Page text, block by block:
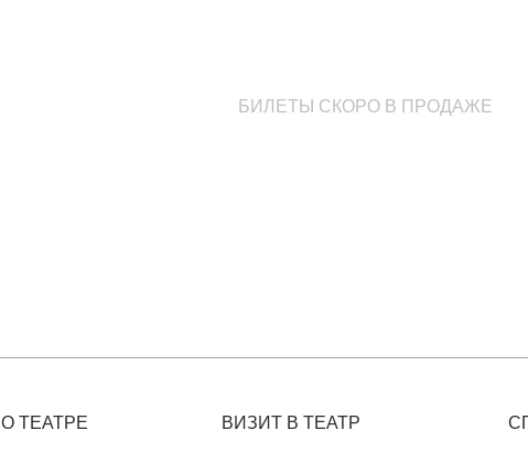
БИЛЕТЫ СКОРО В ПРОДАЖЕ
О ТЕАТРЕ ВИЗИТ В ТЕАТР